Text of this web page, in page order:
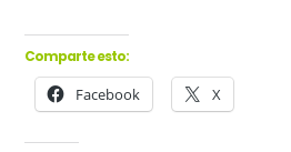
Comparte esto:
Facebook X